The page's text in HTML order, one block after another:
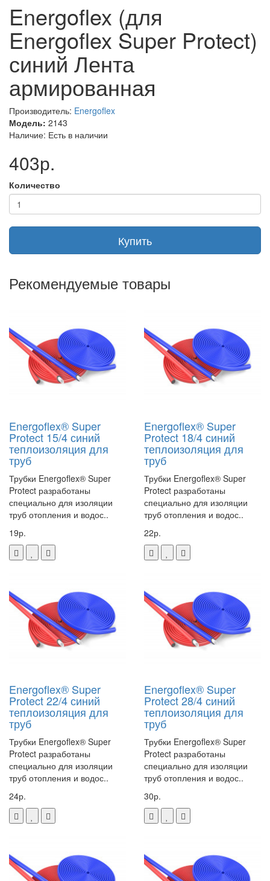
- длина 25 м
Артикул EPRL04825ARSKBLR
Energoflex (для
Energoflex Super Protect)
синий Лента
армированная
Производитель: Energoflex
Модель: 2143
Наличие: Есть в наличии
403р.
Количество
Купить
Рекомендуемые товары
Energoflex® Super
Protect 15/4 синий
теплоизоляция для
труб
Трубки Energoflex® Super
Protect разработаны
специально для изоляции
труб отопления и водос..
19р.
Energoflex® Super
Protect 18/4 синий
теплоизоляция для
труб
Трубки Energoflex® Super
Protect разработаны
специально для изоляции
труб отопления и водос..
22р.
Energoflex® Super
Protect 22/4 синий
теплоизоляция для
труб
Трубки Energoflex® Super
Protect разработаны
специально для изоляции
труб отопления и водос..
24р.
Energoflex® Super
Protect 28/4 синий
теплоизоляция для
труб
Трубки Energoflex® Super
Protect разработаны
специально для изоляции
труб отопления и водос..
30р.